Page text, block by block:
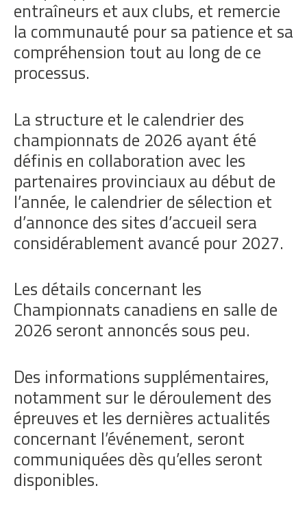
entraîneurs et aux clubs, et remercie
la communauté pour sa patience et sa
compréhension tout au long de ce
processus.
La structure et le calendrier des
championnats de 2026 ayant été
définis en collaboration avec les
partenaires provinciaux au début de
l’année, le calendrier de sélection et
d’annonce des sites d’accueil sera
considérablement avancé pour 2027.
Les détails concernant les
Championnats canadiens en salle de
2026 seront annoncés sous peu.
Des informations supplémentaires,
notamment sur le déroulement des
épreuves et les dernières actualités
concernant l’événement, seront
communiquées dès qu’elles seront
disponibles.